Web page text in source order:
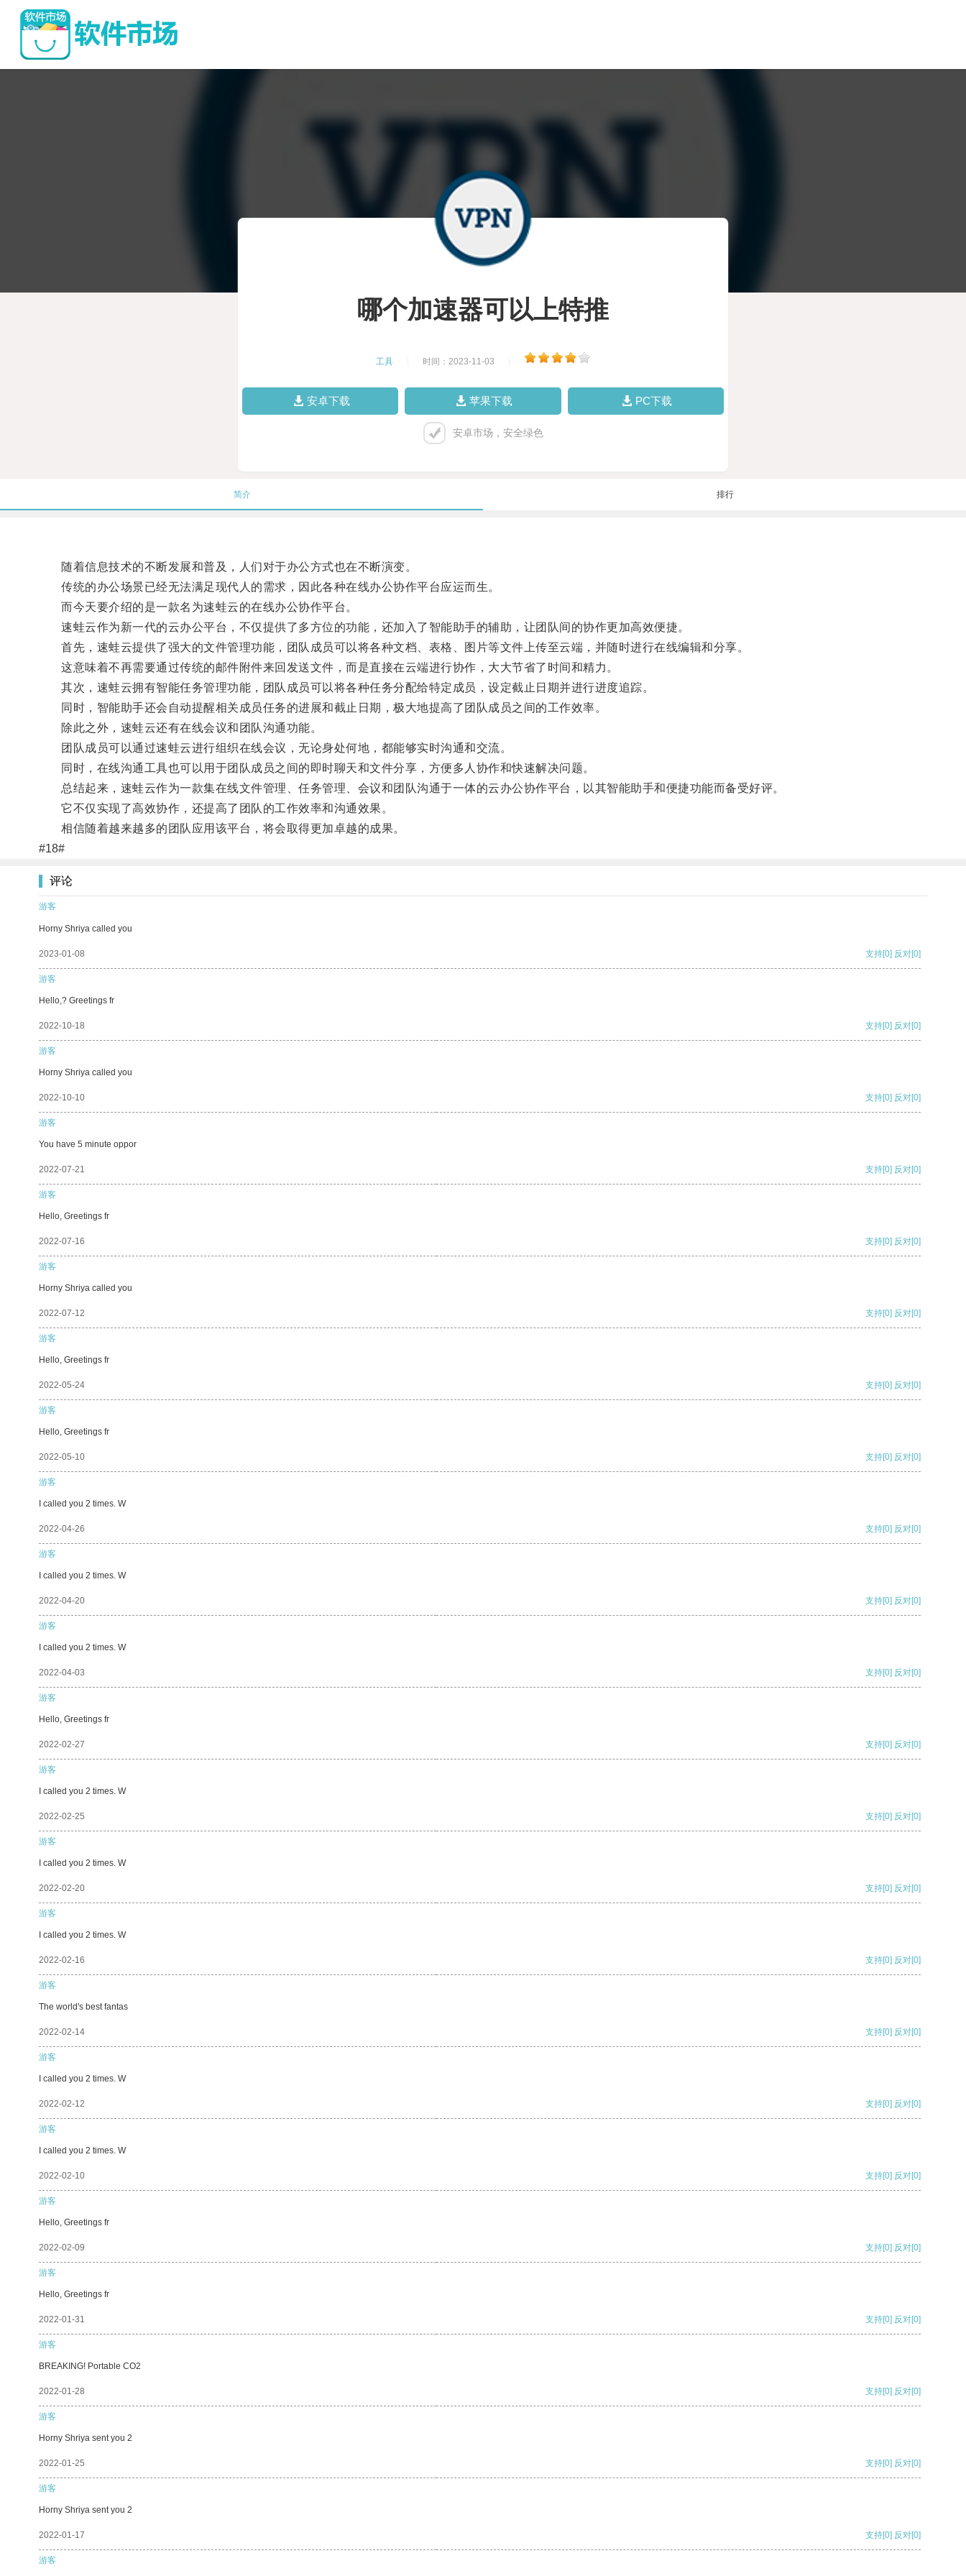
哪个加速器可以上特推
工具 时间：2023-11-03
安卓下载 苹果下载 PC下载
安卓市场，安全绿色
简介 排行
随着信息技术的不断发展和普及，人们对于办公方式也在不断演变。
传统的办公场景已经无法满足现代人的需求，因此各种在线办公协作平台应运而生。
而今天要介绍的是一款名为速蛙云的在线办公协作平台。
速蛙云作为新一代的云办公平台，不仅提供了多方位的功能，还加入了智能助手的辅助，让团队间的协作更加高效便捷。
首先，速蛙云提供了强大的文件管理功能，团队成员可以将各种文档、表格、图片等文件上传至云端，并随时进行在线编辑和分享。
这意味着不再需要通过传统的邮件附件来回发送文件，而是直接在云端进行协作，大大节省了时间和精力。
其次，速蛙云拥有智能任务管理功能，团队成员可以将各种任务分配给特定成员，设定截止日期并进行进度追踪。
同时，智能助手还会自动提醒相关成员任务的进展和截止日期，极大地提高了团队成员之间的工作效率。
除此之外，速蛙云还有在线会议和团队沟通功能。
团队成员可以通过速蛙云进行组织在线会议，无论身处何地，都能够实时沟通和交流。
同时，在线沟通工具也可以用于团队成员之间的即时聊天和文件分享，方便多人协作和快速解决问题。
总结起来，速蛙云作为一款集在线文件管理、任务管理、会议和团队沟通于一体的云办公协作平台，以其智能助手和便捷功能而备受好评。
它不仅实现了高效协作，还提高了团队的工作效率和沟通效果。
相信随着越来越多的团队应用该平台，将会取得更加卓越的成果。
#18#
评论
游客
Horny Shriya called you
2023-01-08 支持[0] 反对[0]
游客
Hello,? Greetings fr
2022-10-18 支持[0] 反对[0]
游客
Horny Shriya called you
2022-10-10 支持[0] 反对[0]
游客
You have 5 minute oppor
2022-07-21 支持[0] 反对[0]
游客
Hello, Greetings fr
2022-07-16 支持[0] 反对[0]
游客
Horny Shriya called you
2022-07-12 支持[0] 反对[0]
游客
Hello, Greetings fr
2022-05-24 支持[0] 反对[0]
游客
Hello, Greetings fr
2022-05-10 支持[0] 反对[0]
游客
I called you 2 times. W
2022-04-26 支持[0] 反对[0]
游客
I called you 2 times. W
2022-04-20 支持[0] 反对[0]
游客
I called you 2 times. W
2022-04-03 支持[0] 反对[0]
游客
Hello, Greetings fr
2022-02-27 支持[0] 反对[0]
游客
I called you 2 times. W
2022-02-25 支持[0] 反对[0]
游客
I called you 2 times. W
2022-02-20 支持[0] 反对[0]
游客
I called you 2 times. W
2022-02-16 支持[0] 反对[0]
游客
The world's best fantas
2022-02-14 支持[0] 反对[0]
游客
I called you 2 times. W
2022-02-12 支持[0] 反对[0]
游客
I called you 2 times. W
2022-02-10 支持[0] 反对[0]
游客
Hello, Greetings fr
2022-02-09 支持[0] 反对[0]
游客
Hello, Greetings fr
2022-01-31 支持[0] 反对[0]
游客
BREAKING! Portable CO2
2022-01-28 支持[0] 反对[0]
游客
Horny Shriya sent you 2
2022-01-25 支持[0] 反对[0]
游客
Horny Shriya sent you 2
2022-01-17 支持[0] 反对[0]
游客